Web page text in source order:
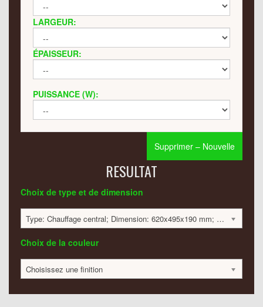
LARGEUR:
ÉPAISSEUR:
PUISSANCE (W):
Supprimer – Nouvelle
RESULTAT
Choix de type et de dimension
Type: Chauffage central; Dimension: 620x495x190 mm; 135 Watt:; 1664 €
Choix de la couleur
Choisissez une finition